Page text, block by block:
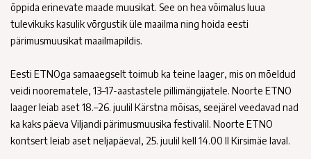
õppida erinevate maade muusikat. See on hea võimalus luua
tulevikuks kasulik võrgustik üle maailma ning hoida eesti
pärimusmuusikat maailmapildis.
Eesti ETNOga samaaegselt toimub ka teine laager, mis on mõeldud
veidi noorematele, 13–17-aastastele pillimängijatele. Noorte ETNO
laager leiab aset 18.–26. juulil Kärstna mõisas, seejärel veedavad nad
ka kaks päeva Viljandi pärimusmuusika festivalil. Noorte ETNO
kontsert leiab aset neljapäeval, 25. juulil kell 14.00 II Kirsimäe laval.